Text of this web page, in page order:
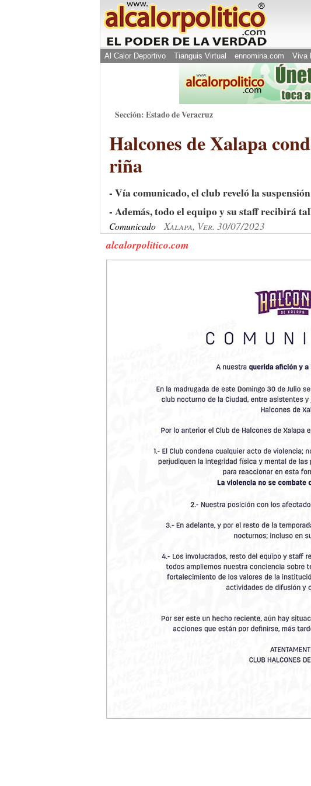
Al Calor Deportivo Tianguis Virtual ennomina.com Viva
Sección: Estado de Veracruz
Halcones de Xalapa
riña
- Vía comunicado, el club reveló la
- Además, todo el equipo y su staff recibirá
Comunicado Xalapa, Ver. 30/07/2023
alcalorpolitico.com